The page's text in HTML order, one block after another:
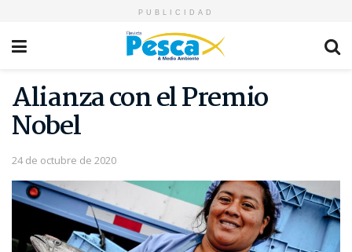
PUBLICIDAD
Alianza con el Premio
Nobel
24 de octubre de 2020